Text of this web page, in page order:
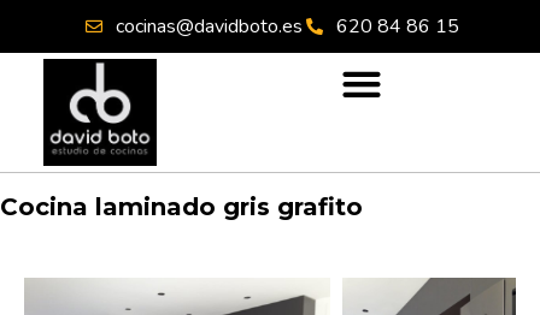
cocinas@davidboto.es 620 84 86 15
Cocina laminado gris grafito